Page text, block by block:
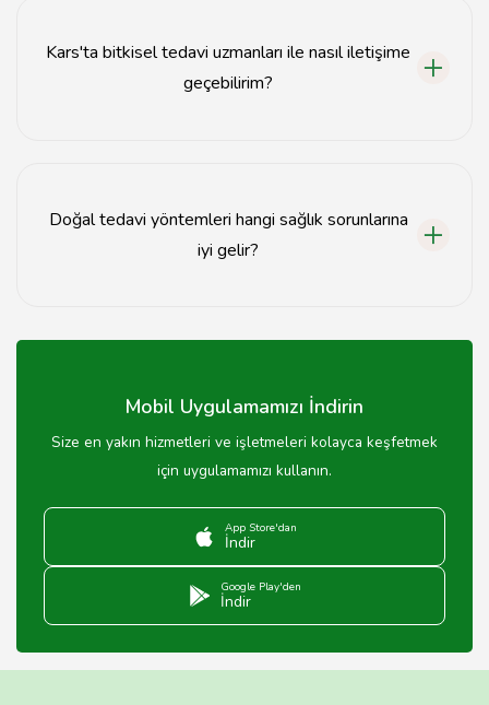
Kars'ta bitkisel tedavi uzmanları ile nasıl iletişime
geçebilirim?
Doğal tedavi yöntemleri hangi sağlık sorunlarına
iyi gelir?
yönetimi ve bağışıklık sistemini güçlendirme gibi birçok
Mobil Uygulamamızı İndirin
Size en yakın hizmetleri ve işletmeleri kolayca keşfetmek
için uygulamamızı kullanın.
App Store'dan
İndir
Google Play'den
İndir